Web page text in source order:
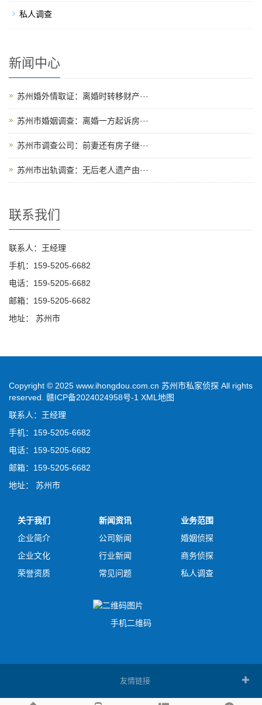
私人调查
新闻中心
苏州婚外情取证：离婚时转移财产···
苏州市婚姻调查：离婚一方起诉房···
苏州市调查公司：前妻还有房子继···
苏州市出轨调查：无后老人遗产由···
联系我们
联系人：王经理
手机：159-5205-6682
电话：159-5205-6682
邮箱：159-5205-6682
地址： 苏州市
Copyright © 2025 www.ihongdou.com.cn 苏州市私家侦探 All rights
reserved. 赣ICP备2024024958号-1 XML地图
联系人：王经理
手机：159-5205-6682
电话：159-5205-6682
邮箱：159-5205-6682
地址： 苏州市
关于我们
企业简介
企业文化
荣誉资质
新闻资讯
公司新闻
行业新闻
常见问题
业务范围
婚姻侦探
商务侦探
私人调查
手机二维码
友情链接